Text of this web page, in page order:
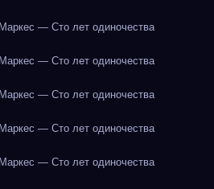
— Сто лет одиночества
— Сто лет одиночества
— Сто лет одиночества
— Сто лет одиночества
— Сто лет одиночества